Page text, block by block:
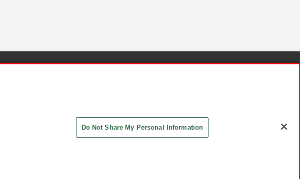
Do Not Share My Personal Information